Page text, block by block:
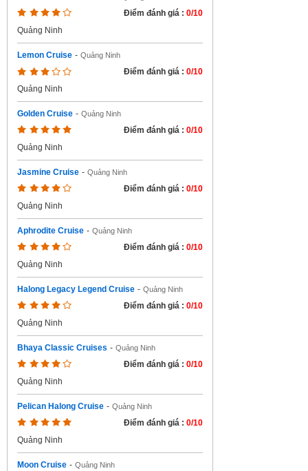
Điểm đánh giá : 0/10
Quảng Ninh
Lemon Cruise - Quảng Ninh
Điểm đánh giá : 0/10
Quảng Ninh
Golden Cruise - Quảng Ninh
Điểm đánh giá : 0/10
Quảng Ninh
Jasmine Cruise - Quảng Ninh
Điểm đánh giá : 0/10
Quảng Ninh
Aphrodite Cruise - Quảng Ninh
Điểm đánh giá : 0/10
Quảng Ninh
Halong Legacy Legend Cruise - Quảng Ninh
Điểm đánh giá : 0/10
Quảng Ninh
Bhaya Classic Cruises - Quảng Ninh
Điểm đánh giá : 0/10
Quảng Ninh
Pelican Halong Cruise - Quảng Ninh
Điểm đánh giá : 0/10
Quảng Ninh
Moon Cruise - Quảng Ninh